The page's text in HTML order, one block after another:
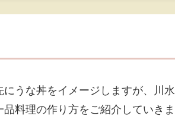
にうな丼をイメージしますが、川
料理の作り方をご紹介していき